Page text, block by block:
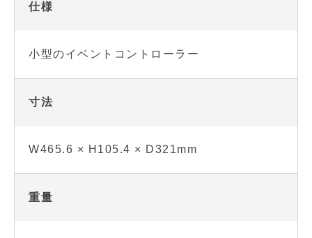
仕様
小型のイベントコントローラー
寸法
W465.6 × H105.4 × D321mm
重量